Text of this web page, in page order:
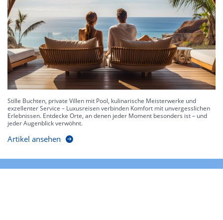
Stille Buchten, private Villen mit Pool, kulinarische Meisterwerke und
exzellenter Service – Luxusreisen verbinden Komfort mit unvergesslichen
Erlebnissen. Entdecke Orte, an denen jeder Moment besonders ist – und
jeder Augenblick verwöhnt.
Artikel ansehen